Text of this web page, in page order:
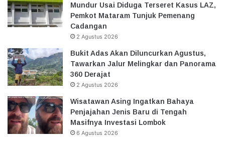
Mundur Usai Diduga Terseret Kasus LAZ,
Pemkot Mataram Tunjuk Pemenang
Cadangan
2 Agustus 2026
Bukit Adas Akan Diluncurkan Agustus,
Tawarkan Jalur Melingkar dan Panorama
360 Derajat
2 Agustus 2026
Wisatawan Asing Ingatkan Bahaya
Penjajahan Jenis Baru di Tengah
Masifnya Investasi Lombok
6 Agustus 2026